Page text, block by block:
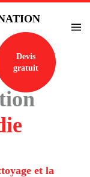
Devis
gratuit
et la